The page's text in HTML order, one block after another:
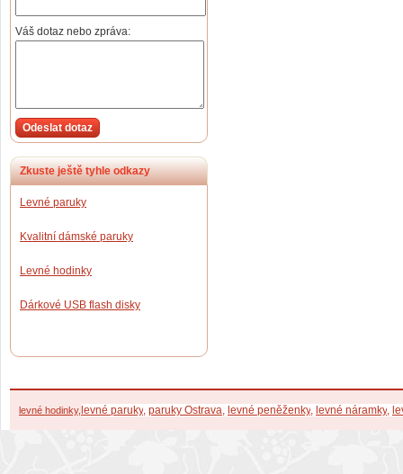
Váš dotaz nebo zpráva:
Odeslat dotaz
Zkuste ještě tyhle odkazy
Levné paruky
Kvalitní dámské paruky
Levné hodinky
Dárkové USB flash disky
levné hodinky, levné paruky, paruky Ostrava, levné peněženky, levné náramky,